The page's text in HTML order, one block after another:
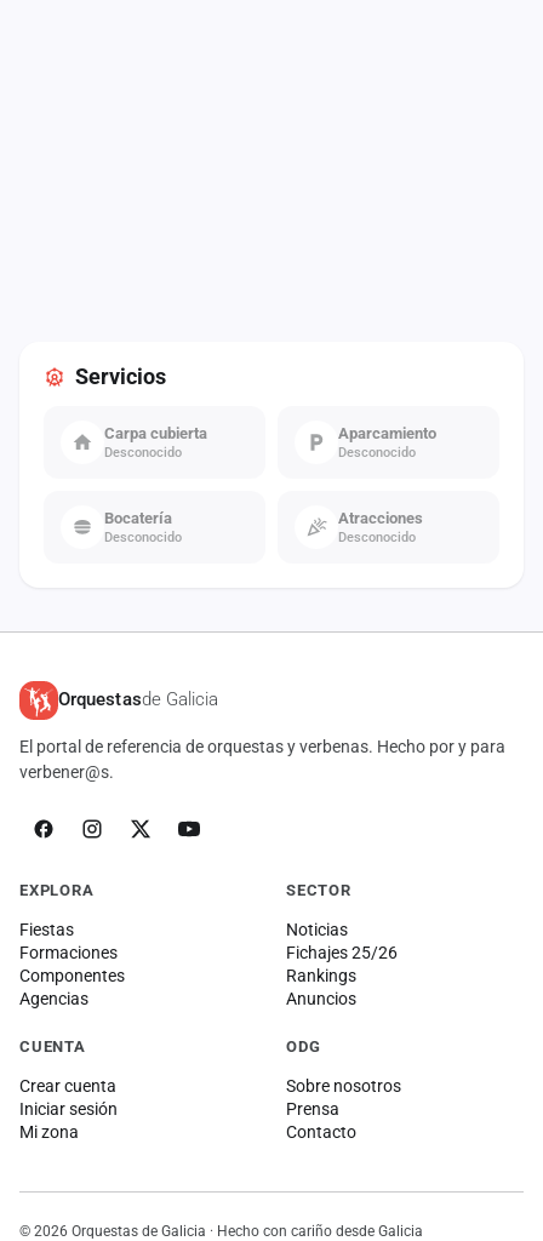
Servicios
Carpa cubierta
Desconocido
Aparcamiento
Desconocido
Bocatería
Desconocido
Atracciones
Desconocido
Orquestasde Galicia
El portal de referencia de orquestas y verbenas. Hecho por y para
verbener@s.
EXPLORA
Fiestas
Formaciones
Componentes
Agencias
SECTOR
Noticias
Fichajes 25/26
Rankings
Anuncios
CUENTA
Crear cuenta
Iniciar sesión
Mi zona
ODG
Sobre nosotros
Prensa
Contacto
© 2026 Orquestas de Galicia · Hecho con cariño desde Galicia